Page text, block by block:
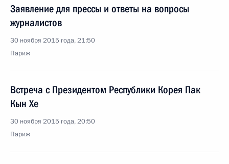
Заявление для прессы и ответы на вопросы
журналистов
30 ноября 2015 года, 21:50
Париж
Встреча с Президентом Республики Корея Пак
Кын Хе
30 ноября 2015 года, 20:50
Париж